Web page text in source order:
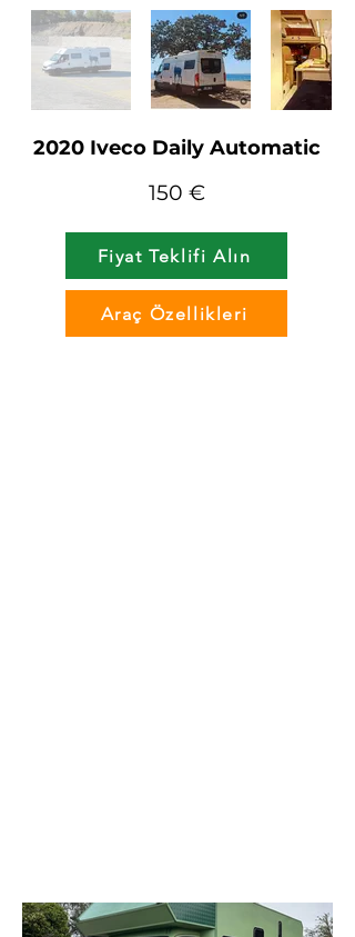
2020 Iveco Daily Automatic
150 €
Fiyat Teklifi Alın
Araç Özellikleri